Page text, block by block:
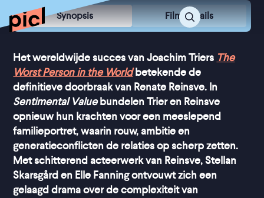
Synopsis Film Details
Het wereldwijde succes van Joachim Triers The
Worst Person in the Worldbetekende de
definitieve doorbraak van Renate Reinsve. In
Sentimental Valuebundelen Trier en Reinsve
opnieuw hun krachten voor een meeslepend
familieportret, waarin rouw, ambitie en
generatieconflicten de relaties op scherp zetten.
Met schitterend acteerwerk van Reinsve, Stellan
Skarsgård en Elle Fanning ontvouwt zich een
gelaagd drama over de complexiteit van